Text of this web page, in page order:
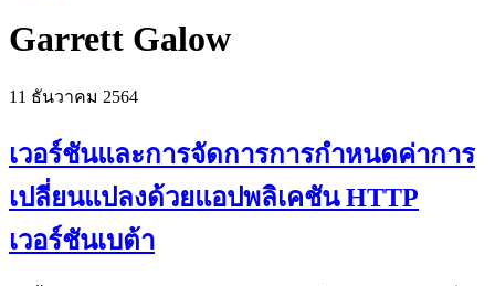
Garrett Galow
11 ธันวาคม 2564
เวอร์ชันและการจัดการการกำหนดค่าการ
เปลี่ยนแปลงด้วยแอปพลิเคชัน HTTP
เวอร์ชันเบต้า